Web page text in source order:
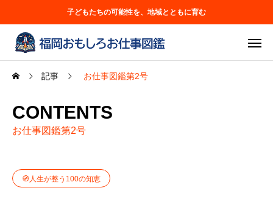
子どもたちの可能性を、地域とともに育む
記事 お仕事図鑑第2号
CONTENTS
お仕事図鑑第2号
🧭人生が整う100の知恵